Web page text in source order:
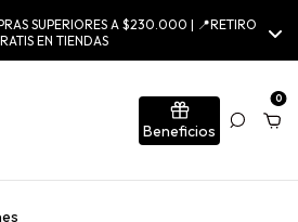
SUPERIORES A $230.000 | 📍RETIRO
EN TIENDAS
Beneficios
0